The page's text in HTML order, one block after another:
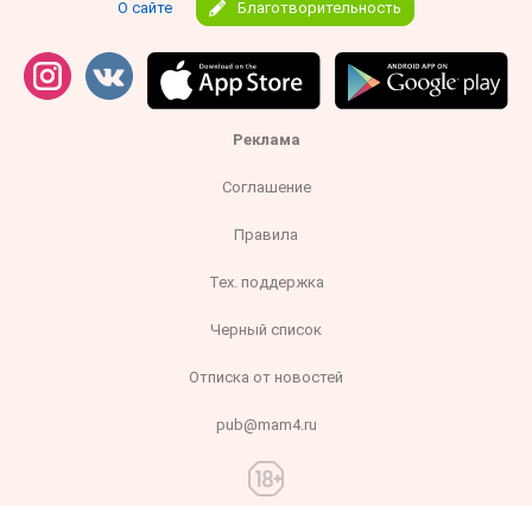
О сайте Благотворительность
Реклама
Соглашение
Правила
Тех. поддержка
Черный список
Отписка от новостей
pub@mam4.ru